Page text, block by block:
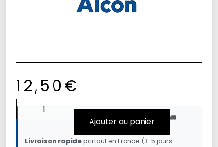
12,50€
Ajouter au panier 🚚
Livraison rapidepartout en France (3-5 jours